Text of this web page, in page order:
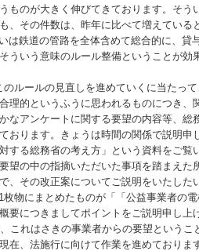
ものが大きく伸びてきております。そう
、その件数は、昨年に比べて増えている
は鉄道の管路を全体含めて総合的に、貸
ういう意味のルール整備ということが効
ルールの見直しを進めていくに当たって
理的というふうに思われるものにつき、
なアンケートに関する要望の内容等、総
おります。きょうは時間の関係で説明申
る総務省の考え方」という資料をご覧
の中の指摘いただいた事項を踏まえた
その改正案についてご説明をいたした
物にまとめたものが「「公益事業者の
要につきましてポイントをご説明申し上
これはさきの事業者からの要望というこ
在、法施行に向けて作業を進めておりま